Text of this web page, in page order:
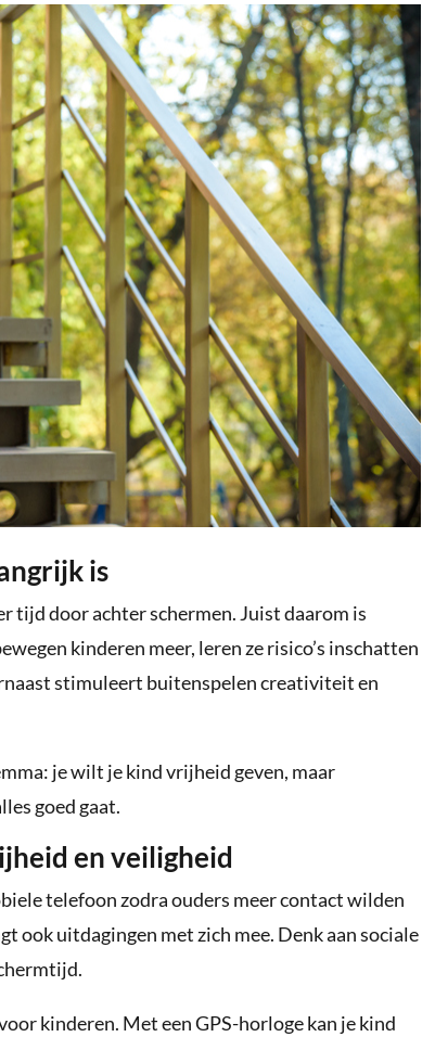
is
tijd door achter schermen. Juist daarom is
kinderen meer, leren ze risico’s inschatten
stimuleert buitenspelen creativiteit en
je wilt je kind vrijheid geven, maar
goed gaat.
en veiligheid
telefoon zodra ouders meer contact wilden
ook uitdagingen met zich mee. Denk aan sociale
kinderen. Met een GPS-horloge kan je kind